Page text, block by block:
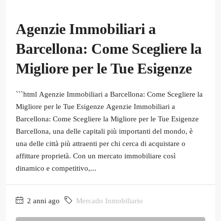
Agenzie Immobiliari a
Barcellona: Come Scegliere la
Migliore per le Tue Esigenze
```html Agenzie Immobiliari a Barcellona: Come Scegliere la
Migliore per le Tue Esigenze Agenzie Immobiliari a
Barcellona: Come Scegliere la Migliore per le Tue Esigenze
Barcellona, una delle capitali più importanti del mondo, è
una delle città più attraenti per chi cerca di acquistare o
affittare proprietà. Con un mercato immobiliare così
dinamico e competitivo,...
2 anni ago Mercado Inmobiliario